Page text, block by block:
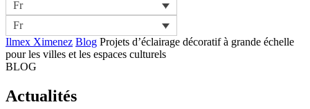
Fr
Fr
Ilmex Ximenez Blog Projets d’éclairage décoratif à grande échelle
pour les villes et les espaces culturels
BLOG
Actualités